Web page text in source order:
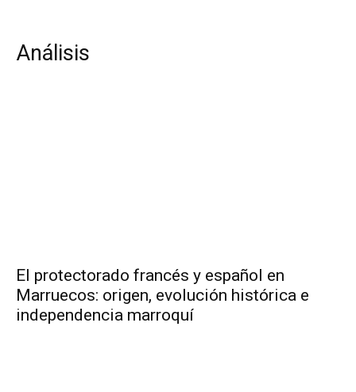
Análisis
El protectorado francés y español en
Marruecos: origen, evolución histórica e
independencia marroquí